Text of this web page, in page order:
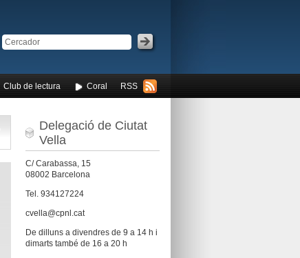
RSS
Club de lectura Coral
Delegació de Ciutat
Vella
C/ Carabassa, 15
08002 Barcelona
Tel. 934127224
cvella@cpnl.cat
De dilluns a divendres de 9 a 14 h i
dimarts també de 16 a 20 h